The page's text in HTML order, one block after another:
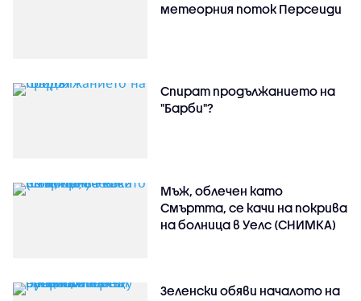
метеорния поток Персеиди
Спират продължанието на
"Барби"?
Мъж, облечен като
Смъртта, се качи на покрива
на болница в Уелс (СНИМКА)
Зеленски обяви началото на